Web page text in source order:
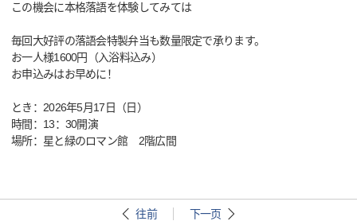
この機会に本格落語を体験してみては
毎回大好評の落語会特製弁当も数量限定で承ります。
お一人様1600円（入浴料込み）
お申込みはお早めに！
とき：2026年5月17日（日）
時間：13：30開演
場所：星と緑のロマン館 2階広間
往前 下一页